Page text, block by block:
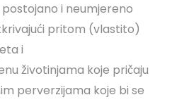
i neumjereno
pritom (vlastito)
i
životinjama koje pričaju
perverzijama koje bi se